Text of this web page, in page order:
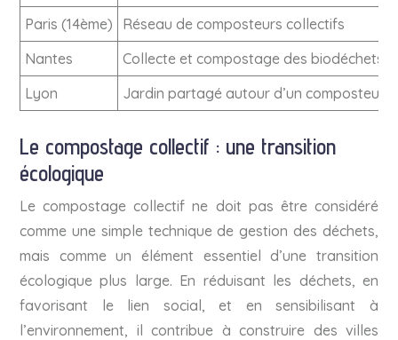
Paris (14ème)
Réseau de composteurs collectifs
Nantes
Collecte et compostage des biodéchets
Lyon
Jardin partagé autour d’un composteur
Le compostage collectif : une transition
écologique
Le compostage collectif ne doit pas être considéré
comme une simple technique de gestion des déchets,
mais comme un élément essentiel d’une transition
écologique plus large. En réduisant les déchets, en
favorisant le lien social, et en sensibilisant à
l’environnement, il contribue à construire des villes